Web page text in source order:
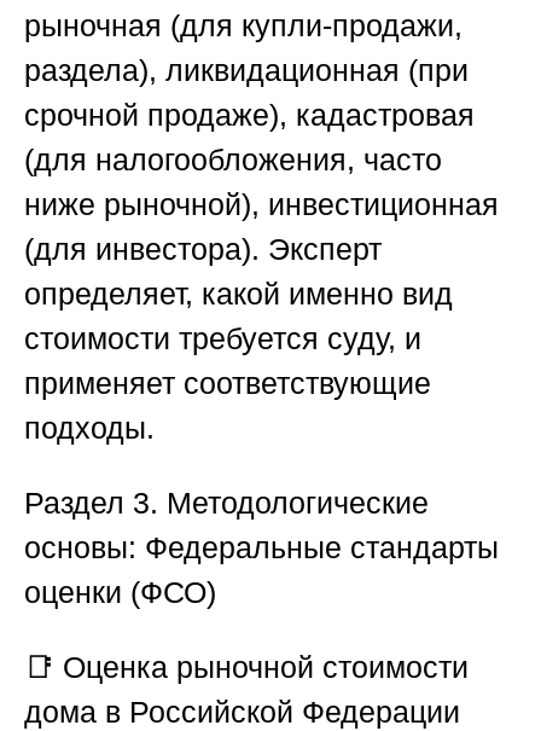
рыночная (для купли-продажи,
раздела), ликвидационная (при
срочной продаже), кадастровая
(для налогообложения, часто
ниже рыночной), инвестиционная
(для инвестора). Эксперт
определяет, какой именно вид
стоимости требуется суду, и
применяет соответствующие
подходы.
Раздел 3. Методологические
основы: Федеральные стандарты
оценки (ФСО)
📑 Оценка рыночной стоимости
дома в Российской Федерации